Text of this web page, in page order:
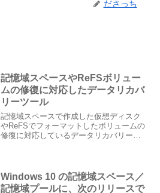
ださっち
記憶域スペースやReFSボリュー
ムの修復に対応したデータリカバ
リーツール
記憶域スペースで作成した仮想ディスク
やReFSでフォーマットしたボリュームの
修復に対応しているデータリカバリーツ
ため、もし有償ツール...
Windows 10 の記憶域スペース／
記憶域プールに、次のリリースで